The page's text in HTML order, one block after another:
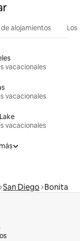
alojamientos
vacacionales
vacacionales
vacacionales
San Diego Bonita